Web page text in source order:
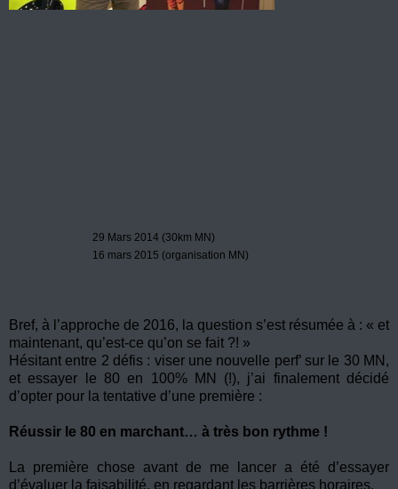
29 Mars 2014 (30km MN)
16 mars 2015 (organisation MN)
Bref, à l’approche de 2016, la question s’est résumée à : « et
maintenant, qu’est-ce qu’on se fait ?! »
Hésitant entre 2 défis : viser une nouvelle perf’ sur le 30 MN,
et essayer le 80 en 100% MN (!), j’ai finalement décidé
d’opter pour la tentative d’une première :
Réussir le 80 en marchant… à très bon rythme !
La première chose avant de me lancer a été d’essayer
d’évaluer la faisabilité, en regardant les barrières horaires.